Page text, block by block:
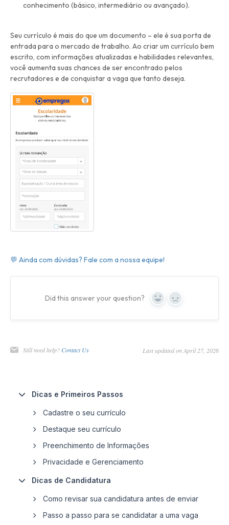
conhecimento (básico, intermediário ou avançado).
Seu currículo é mais do que um documento – ele é sua porta de
entrada para o mercado de trabalho. Ao criar um currículo bem
escrito, com informações atualizadas e habilidades relevantes,
você aumenta suas chances de ser encontrado pelos
recrutadores e de conquistar a vaga que tanto deseja.
💬 Ainda com dúvidas? Fale com a nossa equipe!
Did this answer your question? Yes No
Still need help? Contact Us Last updated on April 27, 2026
Dicas e Primeiros Passos
Cadastre o seu currículo
Destaque seu currículo
Preenchimento de Informações
Privacidade e Gerenciamento
Dicas de Candidatura
Como revisar sua candidatura antes de enviar
Passo a passo para se candidatar a uma vaga